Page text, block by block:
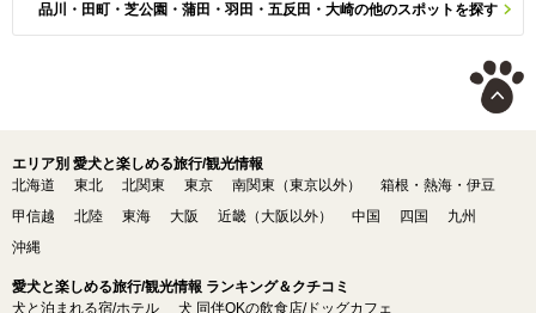
品川・田町・芝公園・蒲田・羽田・五反田・大崎の他のスポットを探す
エリア別 愛犬と楽しめる旅行/観光情報
北海道
東北 北関東 東京 南関東（東京以外）
箱根・熱海・伊豆
甲信越
北陸 東海 大阪 近畿（大阪以外） 中国 四国
九州
沖縄
愛犬と楽しめる旅行/観光情報 ランキング＆クチコミ
犬と泊まれる宿/ホテル
犬 同伴OKの飲食店/ドッグカフェ